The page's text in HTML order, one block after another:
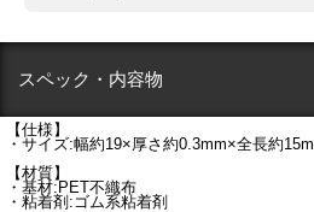
スペック・内容物
【仕様】
・サイズ:幅約19×厚さ約0.3mm×全長約15m
【材質】
・基材:PET不織布
・粘着剤:ゴム系粘着剤